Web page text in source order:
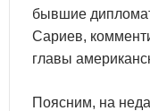
бывшие
Сариев,
главы
Поясним, на